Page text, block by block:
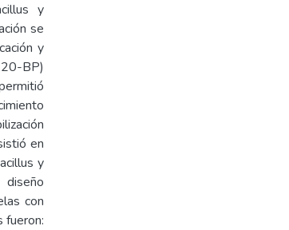
y
se
y
BP)
en
y
con
fueron: